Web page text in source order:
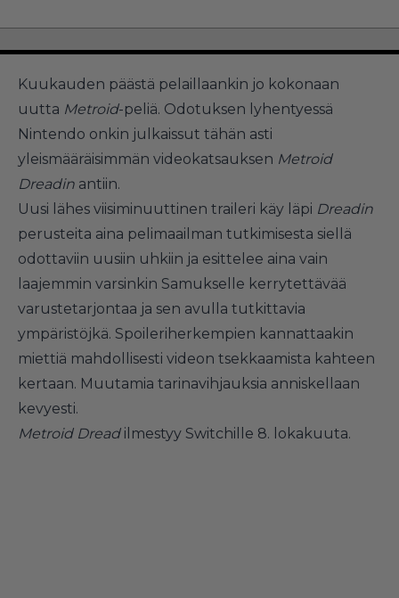
Kuukauden päästä pelaillaankin jo kokonaan
uutta Metroid-peliä. Odotuksen lyhentyessä
Nintendo onkin julkaissut tähän asti
yleismääräisimmän videokatsauksen Metroid
Dreadin antiin.
Uusi lähes viisiminuuttinen traileri käy läpi Dreadin
perusteita aina pelimaailman tutkimisesta siellä
odottaviin uusiin uhkiin ja esittelee aina vain
laajemmin varsinkin Samukselle kerrytettävää
varustetarjontaa ja sen avulla tutkittavia
ympäristöjkä. Spoileriherkempien kannattaakin
miettiä mahdollisesti videon tsekkaamista kahteen
kertaan. Muutamia tarinavihjauksia anniskellaan
kevyesti.
Metroid Dread ilmestyy Switchille 8. lokakuuta.